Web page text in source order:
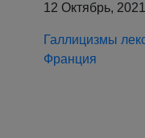
12 Октябрь, 2021
Галлицизмы
Франция